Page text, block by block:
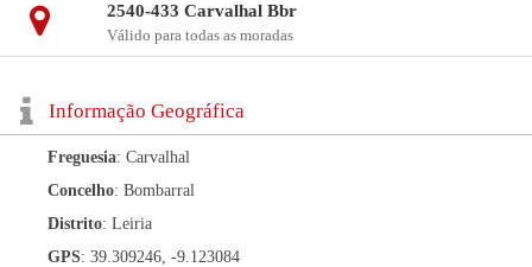
2540-433 Carvalhal Bbr
Válido para todas as moradas
Informação Geográfica
Freguesia: Carvalhal
Concelho: Bombarral
Distrito: Leiria
GPS: 39.309246, -9.123084